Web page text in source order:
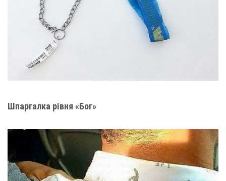
Шпаргалка рівня «Бог»